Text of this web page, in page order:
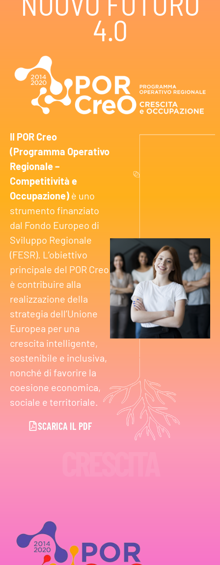
4.0
Il POR Creo
(Programma Operativo
Regionale –
Competitività e
Occupazione) è uno
strumento finanziato
dal Fondo Europeo di
Sviluppo Regionale
(FESR). L’obiettivo
principale del POR Creo
è contribuire alla
realizzazione della
strategia dell’Unione
Europea per una
crescita intelligente,
sostenibile e inclusiva,
nonché di favorire la
coesione economica,
sociale e territoriale.
SCARICA IL PDF